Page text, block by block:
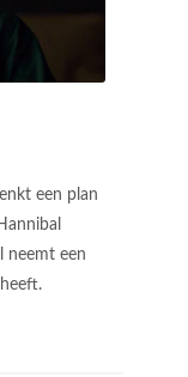
een plan
neemt een